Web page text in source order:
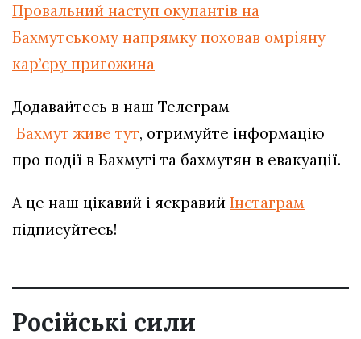
Провальний наступ окупантів на
Бахмутському напрямку поховав омріяну
кар’єру пригожина
Додавайтесь в наш Телеграм
Бахмут живе тут, отримуйте інформацію
про події в Бахмуті та бахмутян в евакуації.
А це наш цікавий і яскравий Інстаграм –
підписуйтесь!
Російські сили